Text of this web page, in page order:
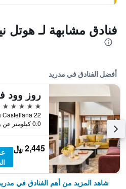
فنادق مشابهة لـ هوتل
أفضل الفنادق في مدريد
5 نجوم
0.0 كيلومتر عن وسط المدينة
2,445 ﷼
شاهد المزيد من أهم الفنادق في